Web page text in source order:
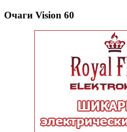
Очаги Vision 60